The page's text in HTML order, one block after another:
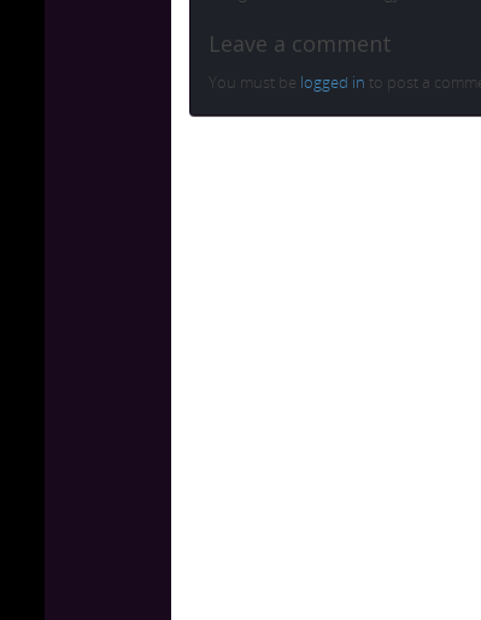
Leave a comment
You must be logged in to post a